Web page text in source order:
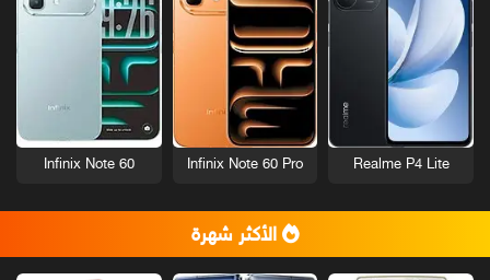
Realme P4 Lite
Infinix Note 60 Pro
Infinix Note 60
الأكثر شهرة